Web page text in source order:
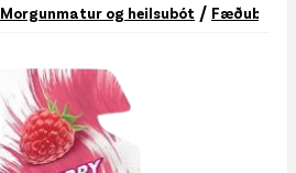
Morgunmatur og heilsubót /